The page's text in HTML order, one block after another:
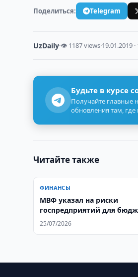
Поделиться: Telegram
UzDaily·👁 1187 views·19.01.2019 ·
Будьте в курсе
Получайте главные
обновления там,
Читайте также
ФИНАНСЫ
МВФ указал на риски
госпредприятий для
Узбекистана
25/07/2026